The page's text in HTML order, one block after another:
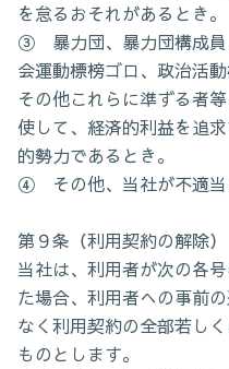
を怠るおそれがあるとき。
③ 暴力団、暴力団構成員
会運動標榜ゴロ、政治活
その他これらに準ずる者
使して、経済的利益を追
的勢力であるとき。
④ その他、当社が不適当
第９条（利用契約の解除）
当社は、利用者が次の各
た場合、利用者への事前
なく利用契約の全部若し
ものとします。